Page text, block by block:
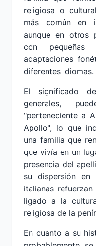
religiosa o
más común en
aunque en otros
con pequeñas
adaptaciones
diferentes idiomas.
El significado
generales,
"perteneciente a
Apollo", lo que
una familia que
que vivía en un
presencia del
su dispersión en
italianas
ligado a la
religiosa de la
En cuanto a su